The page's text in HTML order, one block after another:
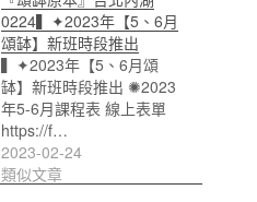
0224▍✦2023年【5、6月
頌缽】新班時段推出
▍✦2023年【5、6月頌
缽】新班時段推出 ✺2023
年5-6月課程表 線上表單
https://f…
2023-02-24
類似文章